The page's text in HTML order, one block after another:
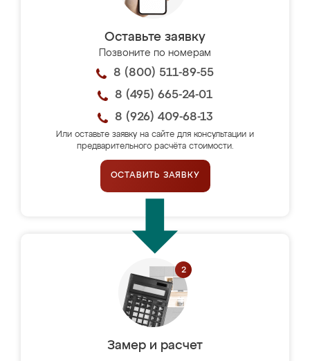
Оставьте заявку
Позвоните по номерам
8 (800) 511-89-55
8 (495) 665-24-01
8 (926) 409-68-13
Или оставьте заявку на сайте для консультации и
предварительного расчёта стоимости.
ОСТАВИТЬ ЗАЯВКУ
Замер и расчет